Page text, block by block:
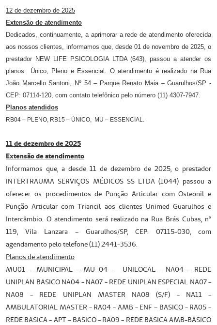
12 de dezembro de 2025
Extensão de atendimento
Dedicados, continuamente, a aprimorar a rede de atendimento oferecida
aos nossos clientes, informamos que, desde 01 de novembro de 2025, o
prestador NEW LIFE PSICOLOGIA LTDA (643), passou a atender os
planos Único, Pleno e Essencial. O atendimento é realizado na Rua
João Marcello Santoni, Nº 54 – Parque Renato Maia – Guarulhos/SP -
CEP: 07114-120, com contato telefônico pelo número (11) 4307-7947.
Planos atendidos
RB04 – PLENO, RB15 – ÚNICO, MU – ESSENCIAL.
11 de dezembro de 2025
Extensão de atendimento
Informamos que, a desde 11 de dezembro de 2025, o prestador
INTERTRAUMA SERVIÇOS MÉDICOS SS LTDA (1044) passou a
oferecer os procedimentos de Punção Articular com Osteonil e
Punção Articular com Triancil aos clientes Unimed Guarulhos e
Intercâmbio. O atendimento será realizado na Rua Brás Cubas, nº
119, Vila Lanzara – Guarulhos/SP, CEP: 07115-030, com
agendamento pelo telefone (11) 2441-3536.
Planos de atendimento
MU01 – MUNICIPAL – MU 04 – UNILOCAL - NA04 - REDE
UNIPLAN BASICO NA04 - NA07 - REDE UNIPLAN ESPECIAL NA07 -
NA08 - REDE UNIPLAN MASTER NA08 (S/F) - NA11 -
AMBULATORIAL MASTER - RA04 - AMB - ENF – BASICO - RA05 -
REDE BASICA - APT – BASICO - RA09 - REDE BASICA AMB-BASICO